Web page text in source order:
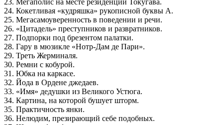
24. Кокетливая «кудряшка» рукописной буквы А.
25. Мегасамоуверенность в поведении и речи.
26. «Цитадель» преступников и развратников.
27. Подпорки под брезентом палатки.
28. Гару в мюзикле «Нотр-Дам де Пари».
29. Треть Жерминаля.
30. Ремни с кобурой.
31. Юбка на каркасе.
32. Йода в Ордене джедаев.
33. «Имя» дедушки из Великого Устюга.
34. Картина, на которой бушует шторм.
35. Практичность янки.
36. Нелюдим, презирающий себе подобных.